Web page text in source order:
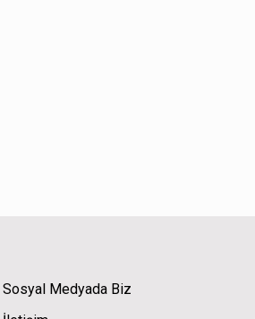
Sosyal Medyada Biz